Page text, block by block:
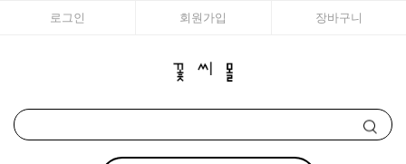
로그인 회원가입 장바구니